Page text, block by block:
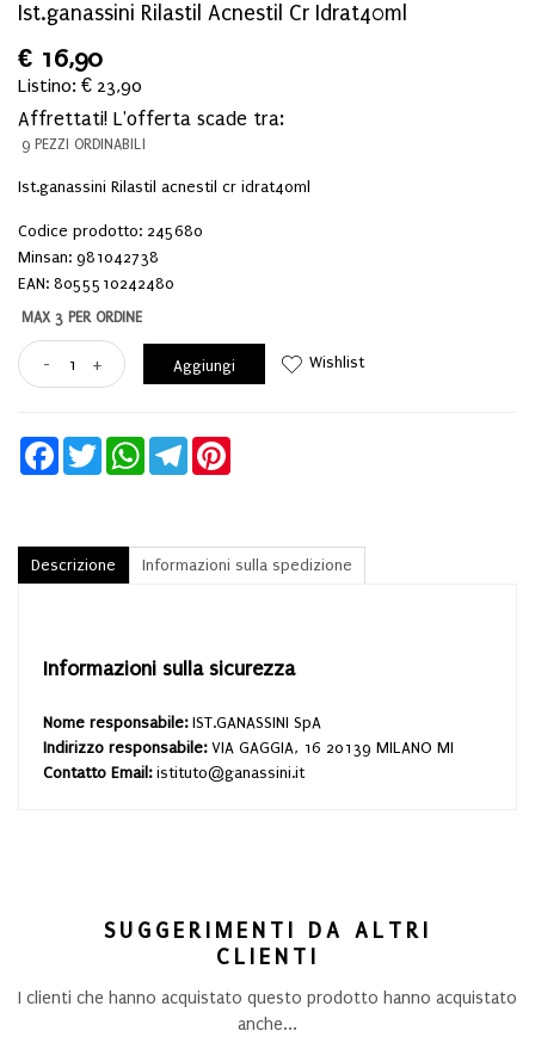
Ist.ganassini Rilastil Acnestil Cr Idrat40ml
€ 16,90
Listino: € 23,90
Affrettati! L'offerta scade tra:
9 PEZZI ORDINABILI
Ist.ganassini Rilastil acnestil cr idrat40ml
Codice prodotto: 245680
Minsan: 981042738
EAN: 8055510242480
MAX 3 PER ORDINE
- + Aggiungi Wishlist
FacebookTwitter WhatsAppTelegram
Descrizione Informazioni sulla spedizione
Informazioni sulla sicurezza
Nome responsabile: IST.GANASSINI SpA
Indirizzo responsabile: VIA GAGGIA, 16 20139 MILANO MI
Contatto Email: istituto@ganassini.it
SUGGERIMENTI DA ALTRI
CLIENTI
I clienti che hanno acquistato questo prodotto hanno acquistato
anche...